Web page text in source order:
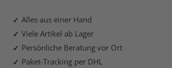
Alles aus einer Hand
Viele Artikel ab Lager
Persönliche Beratung vor Ort
Paket-Tracking per DHL